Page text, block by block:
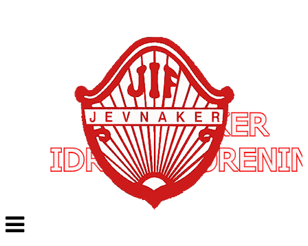
Veksle
navigasjon